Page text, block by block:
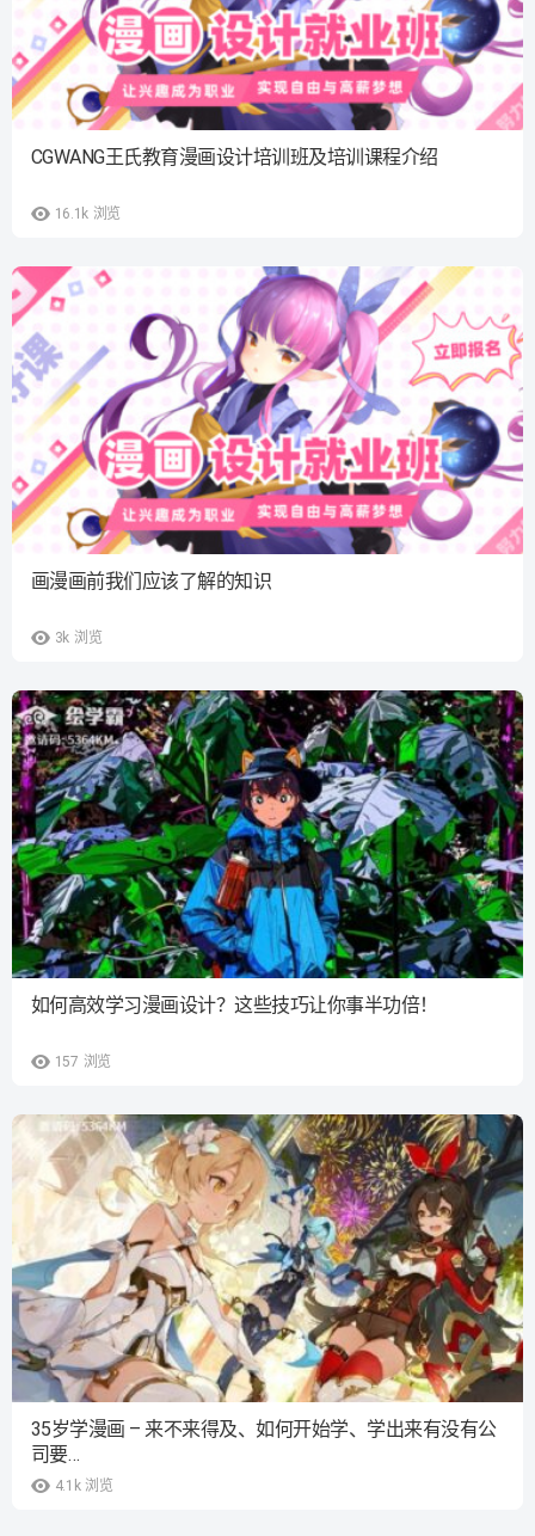
16.1k 浏览
CGWANG王氏教育漫画设计培训班及培训课程介绍
3k 浏览
画漫画前我们应该了解的知识
157 浏览
如何高效学习漫画设计？这些技巧让你事半功倍！
4.1k 浏览
35岁学漫画 – 来不来得及、如何开始学、学出来有没有公
司要…